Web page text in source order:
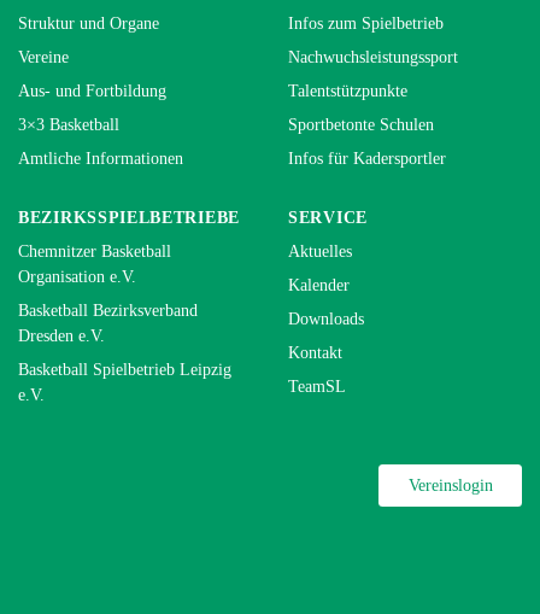
Struktur und Organe
Vereine
Aus- und Fortbildung
3×3 Basketball
Amtliche Informationen
Infos zum Spielbetrieb
Nachwuchsleistungssport
Talentstützpunkte
Sportbetonte Schulen
Infos für Kadersportler
BEZIRKSSPIELBETRIEBE
Chemnitzer Basketball
Organisation e.V.
Basketball Bezirksverband
Dresden e.V.
Basketball Spielbetrieb Leipzig
e.V.
SERVICE
Aktuelles
Kalender
Downloads
Kontakt
TeamSL
Vereinslogin